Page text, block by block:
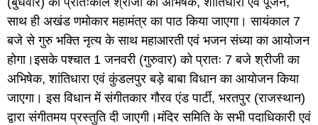
साथ ही अखंड णमोकार महामंत्र का पाठ किया जाएगा। सायंकाल 7
बजे से गुरु भक्ति नृत्य के साथ महाआरती एवं भजन संध्या का आयोजन
होगा।इसके पश्चात 1 जनवरी (गुरुवार) को प्रातः 7 बजे श्रीजी का
अभिषेक, शांतिधारा एवं कुंडलपुर बड़े बाबा विधान का आयोजन किया
जाएगा। इस विधान में संगीतकार गौरव एंड पार्टी, भरतपुर (राजस्थान)
द्वारा संगीतमय प्रस्तुति दी जाएगी।मंदिर समिति के सभी पदाधिकारी एवं